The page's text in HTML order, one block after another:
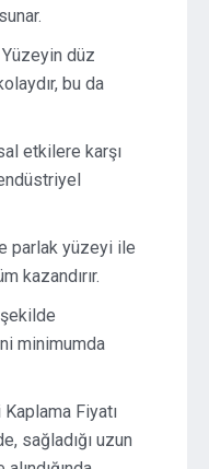
Yüzeyin düz
bu da
etkilere karşı
parlak yüzeyi ile
kazandırır.
şekilde
minimumda
Fiyatı
sağladığı uzun